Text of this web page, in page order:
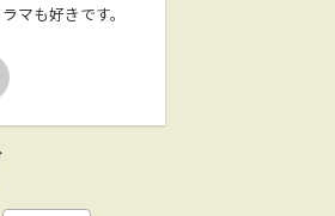
マも好きです。